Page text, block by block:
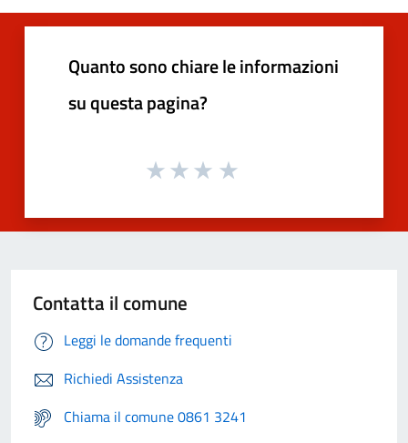
Quanto sono chiare le informazioni
su questa pagina?
Contatta il comune
Leggi le domande frequenti
Richiedi Assistenza
Chiama il comune 0861 3241